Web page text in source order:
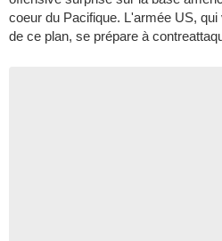
coeur du Pacifique. L'armée US,
de ce plan, se prépare à